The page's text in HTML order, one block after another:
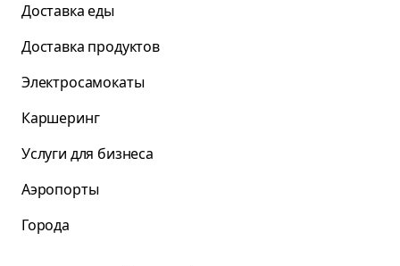
Доставка еды
Доставка продуктов
Электросамокаты
Каршеринг
Услуги для бизнеса
Аэропорты
Города